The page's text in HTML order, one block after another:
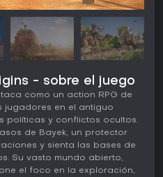
- sobre el juego
como un action RPG de
jugadores en el antiguo
políticas y conflictos ocultos.
de Bayek, un protector
y sienta las bases de
Su vasto mundo abierto,
el foco en la exploración,